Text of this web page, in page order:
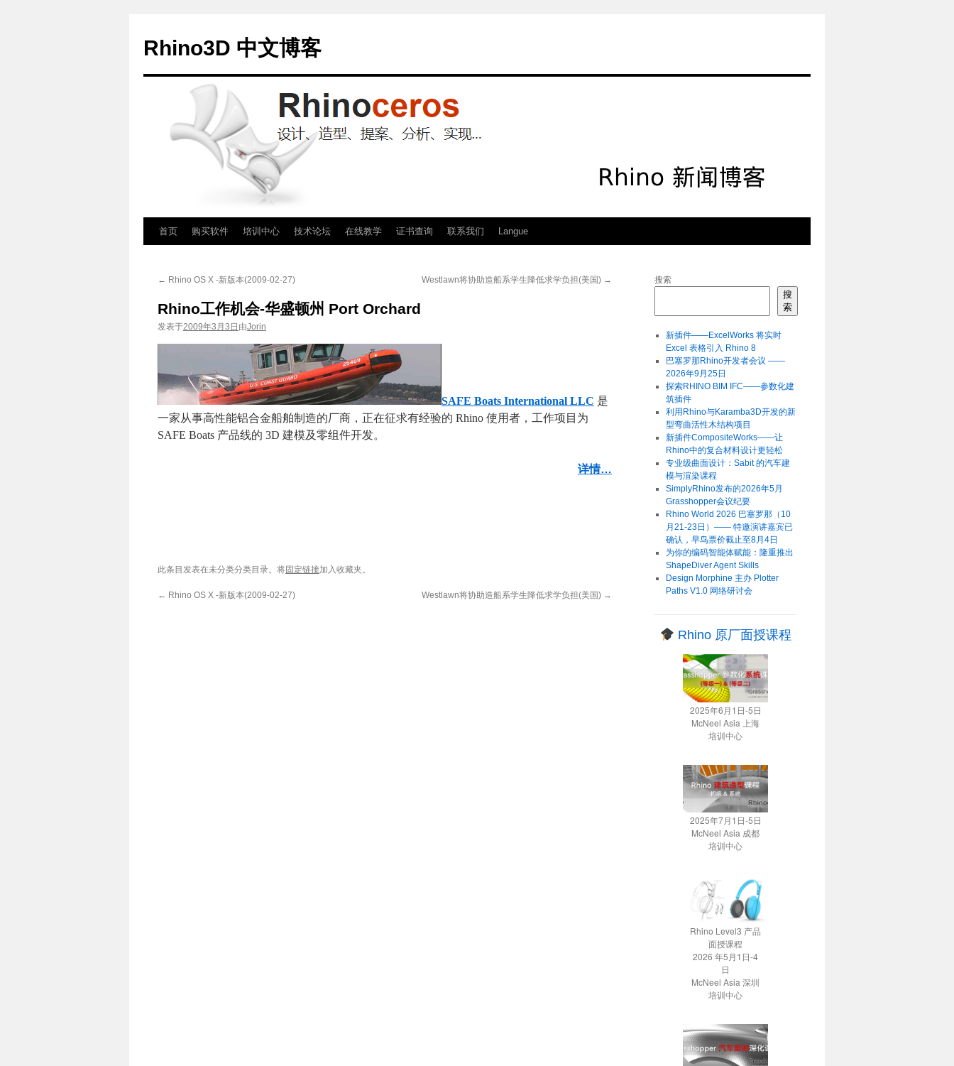
Rhino3D 中文博客
首页 购买软件 培训中心 技术论坛 在线教学 证书查询 联系我们 Langue
← Rhino OS X -新版本(2009-02-27) Westlawn将协助造船系学生降低求学负担(美国) →
Rhino工作机会-华盛顿州 Port Orchard
发表于2009年3月3日 由Jorin
SAFE Boats International LLC 是
一家从事高性能铝合金船舶制造的厂商，正在征求有经验的 Rhino 使用者，工作项目为
SAFE Boats 产品线的 3D 建模及零组件开发。
详情…
此条目发表在未分类分类目录。将固定链接加入收藏夹。
← Rhino OS X -新版本(2009-02-27) Westlawn将协助造船系学生降低求学负担(美国) →
搜索
搜
索
新插件——ExcelWorks 将实时
Excel 表格引入 Rhino 8
巴塞罗那Rhino开发者会议 ——
2026年9月25日
探索RHINO BIM IFC——参数化建
筑插件
利用Rhino与Karamba3D开发的新
型弯曲活性木结构项目
新插件CompositeWorks——让
Rhino中的复合材料设计更轻松
专业级曲面设计：Sabit 的汽车建
模与渲染课程
SimplyRhino发布的2026年5月
Grasshopper会议纪要
Rhino World 2026 巴塞罗那（10
月21-23日）—— 特邀演讲嘉宾已
确认，早鸟票价截止至8月4日
为你的编码智能体赋能：隆重推出
ShapeDiver Agent Skills
Design Morphine 主办 Plotter
Paths V1.0 网络研讨会
Rhino 原厂面授课程
2025年6月1日-5日
McNeel Asia 上海
培训中心
2025年7月1日-5日
McNeel Asia 成都
培训中心
Rhino Level3 产品
面授课程
2026 年5月1日-4
日
McNeel Asia 深圳
培训中心